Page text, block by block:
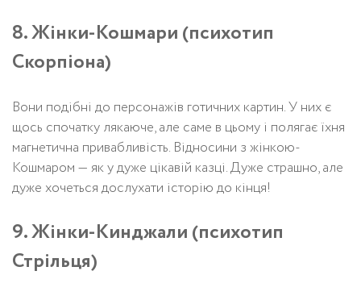
8. Жінки-Кошмари (психотип
Скорпіона)
Вони подібні до персонажів готичних картин. У них є
щось спочатку лякаюче, але саме в цьому і полягає їхня
магнетична привабливість. Відносини з жінкою-
Кошмаром — як у дуже цікавій казці. Дуже страшно, але
дуже хочеться дослухати історію до кінця!
9. Жінки-Кинджали (психотип
Стрільця)